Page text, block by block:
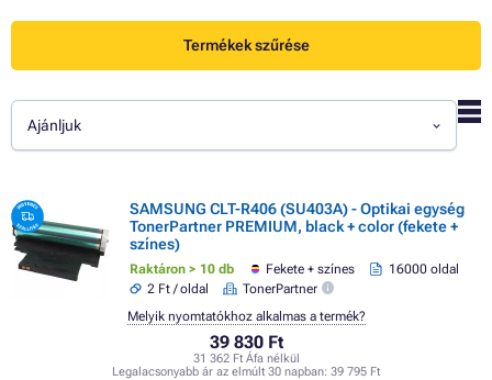
Termékek szűrése
Ajánljuk
SAMSUNG CLT-R406 (SU403A) - Optikai egység
TonerPartner PREMIUM, black + color (fekete +
színes)
Raktáron > 10 db Fekete + színes
16000 oldal
2 Ft / oldal
TonerPartner
39 830 Ft
31 362 Ft Áfa nélkül
Legalacsonyabb ár az elmúlt 30 napban: 39 795 Ft
Melyik nyomtatókhoz alkalmas a termék?